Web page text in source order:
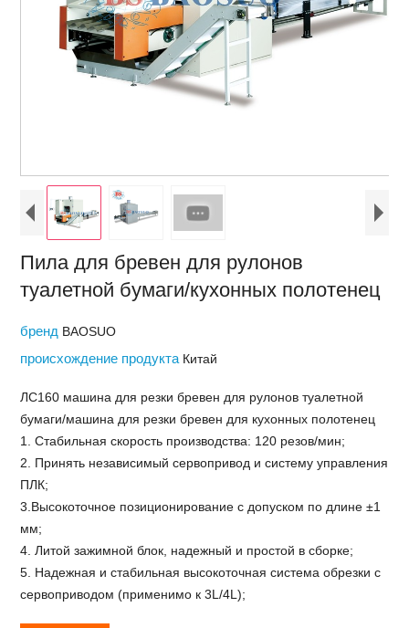
Пила для бревен для рулонов
туалетной бумаги/кухонных полотенец
бренд BAOSUO
происхождение продукта Китай
ЛС160 машина для резки бревен для рулонов туалетной
бумаги/машина для резки бревен для кухонных полотенец
1. Стабильная скорость производства: 120 резов/мин;
2. Принять независимый сервопривод и систему управления
ПЛК;
3.Высокоточное позиционирование с допуском по длине ±1
мм;
4. Литой зажимной блок, надежный и простой в сборке;
5. Надежная и стабильная высокоточная система обрезки с
сервоприводом (применимо к 3L/4L);